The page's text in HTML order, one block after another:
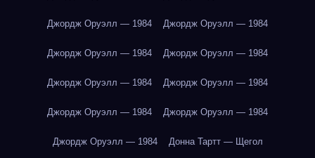
Джордж Оруэлл — 1984 Джордж Оруэлл — 1984
Джордж Оруэлл — 1984 Джордж Оруэлл — 1984
Джордж Оруэлл — 1984 Джордж Оруэлл — 1984
Джордж Оруэлл — 1984 Джордж Оруэлл — 1984
Джордж Оруэлл — 1984 Донна Тартт — Щегол